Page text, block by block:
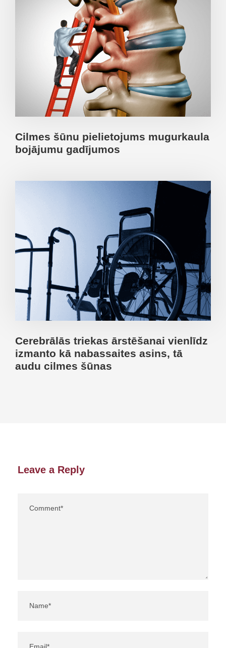
Cilmes šūnu pielietojums mugurkaula
bojājumu gadījumos
Cerebrālās triekas ārstēšanai vienlīdz
izmanto kā nabassaites asins, tā
audu cilmes šūnas
Leave a Reply